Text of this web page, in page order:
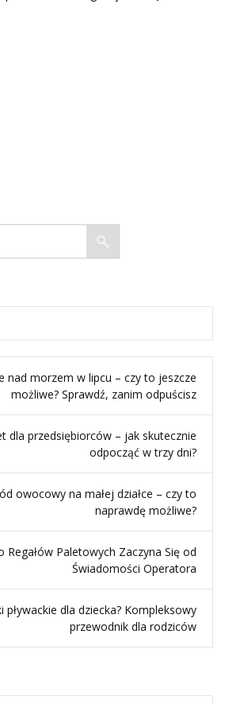
nad morzem w lipcu – czy to jeszcze
możliwe? Sprawdź, zanim odpuścisz
dla przedsiębiorców – jak skutecznie
odpocząć w trzy dni?
owocowy na małej działce – czy to
naprawdę możliwe?
Regałów Paletowych Zaczyna Się od
Świadomości Operatora
pływackie dla dziecka? Kompleksowy
przewodnik dla rodziców